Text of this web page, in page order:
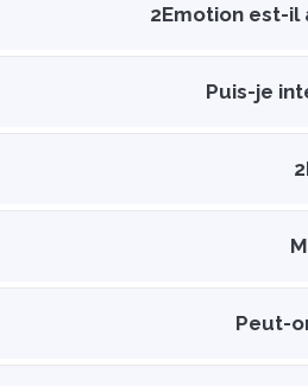
2Emotion est-
Puis-je
Peut-